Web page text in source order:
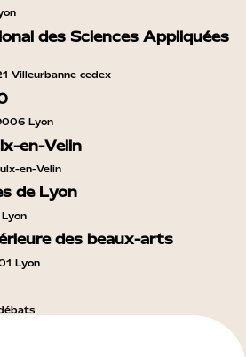
des Sciences Appliquées
Villeurbanne cedex
Lyon
en-Velin
en-Velin
de Lyon
des beaux-arts
Lyon